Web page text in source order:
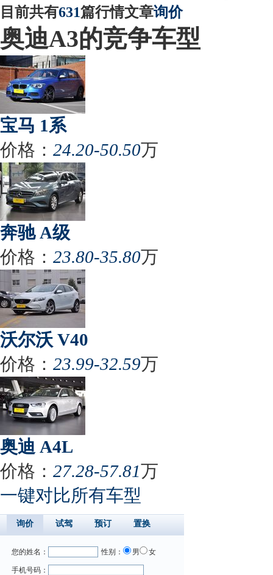
目前共有631篇行情文章询价
奥迪A3的竞争车型
宝马 1系
价格： 24.20-50.50万
奔驰 A级
价格： 23.80-35.80万
沃尔沃 V40
价格： 23.99-32.59万
奥迪 A4L
价格： 27.28-57.81万
一键对比所有车型
询价 试驾 预订 置换
您的姓名： 性别： 男 女
手机号码：